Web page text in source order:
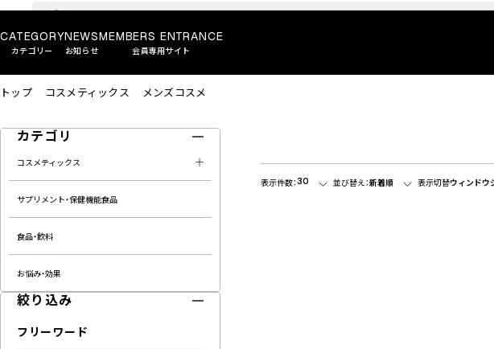
CATEGORY
カテゴリー
NEWS
お知らせ
MEMBERS ENTRANCE
会員専用サイト
トップ コスメティックス メンズコスメ
カテゴリ
コスメティックス
サプリメント・保健機能食品
食品・飲料
お悩み・効果
絞り込み
フリーワード
表示件数：30 並び替え：新着順 表示切替ウィンドウ